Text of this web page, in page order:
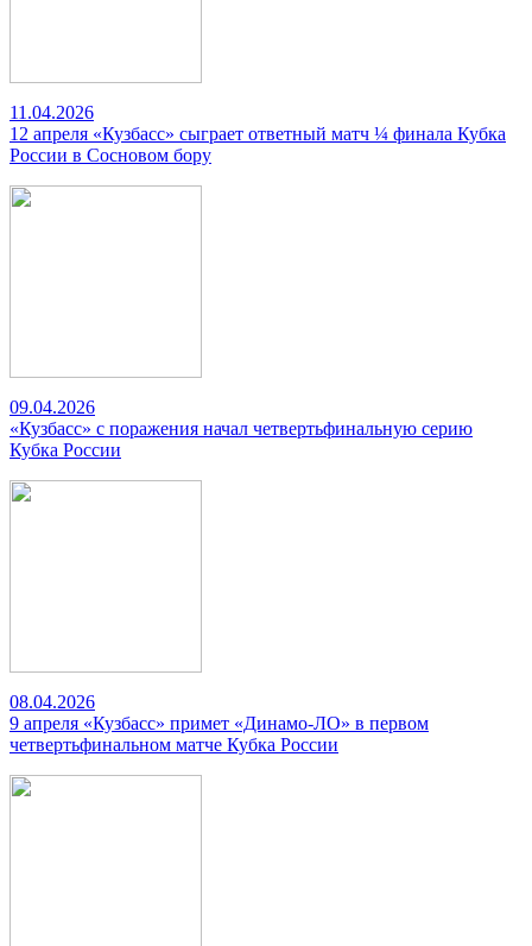
11.04.2026
12 апреля «Кузбасс» сыграет ответный матч ¼ финала Кубка
России в Сосновом бору
09.04.2026
«Кузбасс» с поражения начал четвертьфинальную серию
Кубка России
08.04.2026
9 апреля «Кузбасс» примет «Динамо-ЛО» в первом
четвертьфинальном матче Кубка России